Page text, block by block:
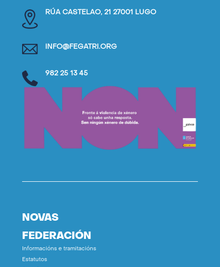
RÚA CASTELAO, 21 27001 LUGO
INFO@FEGATRI.ORG
982 25 13 45
NOVAS
FEDERACIÓN
Informacións e tramitacións
Estatutos